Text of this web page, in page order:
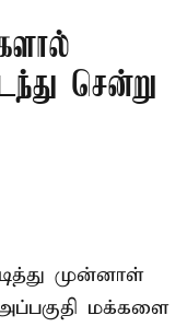
சென்று
முன்னாள்
மக்களை